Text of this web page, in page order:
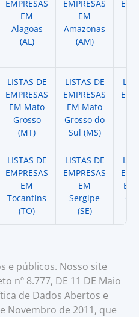
EMPRESAS
EM
Alagoas
(AL)
EMPRESAS
EM
Amazonas
(AM)
LISTAS DE
EMPRESAS
EM Mato
Grosso
(MT)
LISTAS DE
EMPRESAS
EM Mato
Grosso do
Sul (MS)
LISTAS DE
EMPRESAS
EM
Tocantins
(TO)
LISTAS DE
EMPRESAS
EM
Sergipe
(SE)
EM
e públicos. Nosso site
nº 8.777, DE 11 DE Maio
de Dados Abertos e
Novembro de 2011, que